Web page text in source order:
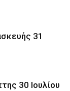
31
30 Ιουλίου